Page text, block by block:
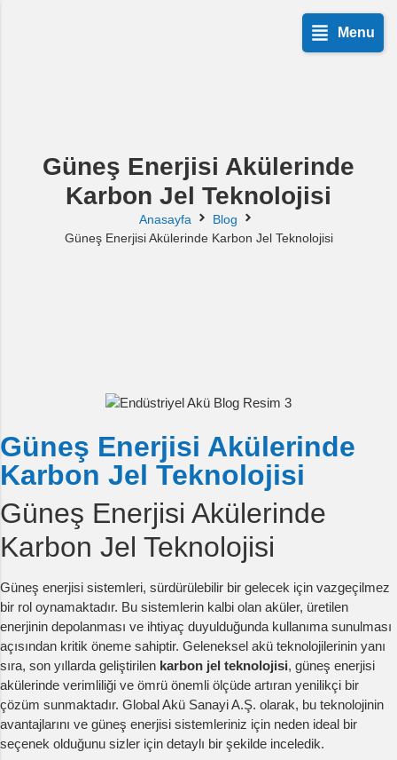
Menu
Güneş Enerjisi Akülerinde
Karbon Jel Teknolojisi
Anasayfa
Blog
Güneş Enerjisi Akülerinde Karbon Jel Teknolojisi
Güneş Enerjisi Akülerinde
Karbon Jel Teknolojisi
Güneş Enerjisi Akülerinde
Karbon Jel Teknolojisi
Güneş enerjisi sistemleri, sürdürülebilir bir gelecek için vazgeçilmez
bir rol oynamaktadır. Bu sistemlerin kalbi olan aküler, üretilen
enerjinin depolanması ve ihtiyaç duyulduğunda kullanıma sunulması
açısından kritik öneme sahiptir. Geleneksel akü teknolojilerinin yanı
sıra, son yıllarda geliştirilen karbon jel teknolojisi, güneş enerjisi
akülerinde verimliliği ve ömrü önemli ölçüde artıran yenilikçi bir
çözüm sunmaktadır. Global Akü Sanayi A.Ş. olarak, bu teknolojinin
avantajlarını ve güneş enerjisi sistemleriniz için neden ideal bir
seçenek olduğunu sizler için detaylı bir şekilde inceledik.